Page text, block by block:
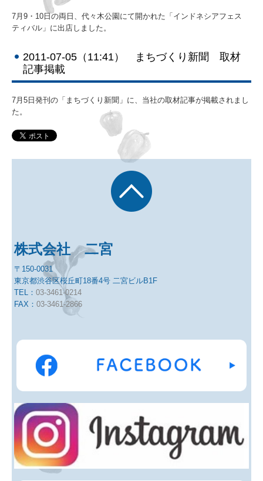
2021年
2020年
2019年
2018年
2017年
2012年
2011年
2010年
ご購入はこちら
└ 特定商取引法に基づく表記
お問合せ
Lowongan Kerja（求人情報）
7月9・10日の両日、代々木公園にて開かれた「インドネシアフェス
ティバル」に出店しました。
2011-07-05（11:41） まちづくり新聞 取材
記事掲載
7月5日発刊の「まちづくり新聞」に、当社の取材記事が掲載されまし
た。
株式会社 二宮
〒150-0031
東京都渋谷区桜丘町18番4号 二宮ビルB1F
TEL：03-3461-0214
FAX：03-3461-2866